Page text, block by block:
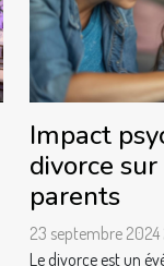
Impact
divorce
parents
23 septembre 2024
Le divorce est un